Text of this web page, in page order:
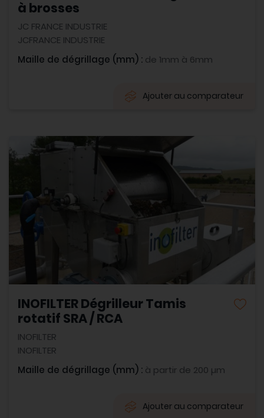
à brosses
JC FRANCE INDUSTRIE
JCFRANCE INDUSTRIE
Maille de dégrillage (mm) : de 1mm à 6mm
Ajouter au comparateur
INOFILTER Dégrilleur Tamis
rotatif SRA / RCA
INOFILTER
INOFILTER
Maille de dégrillage (mm) : à partir de 200 µm
Ajouter au comparateur